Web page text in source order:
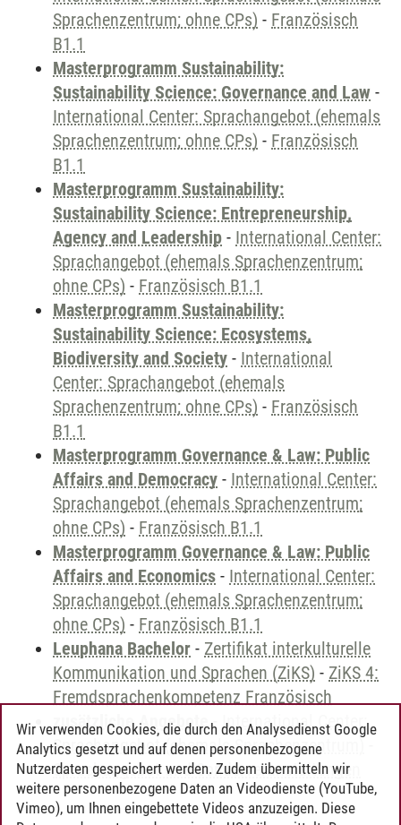
Sprachenzentrum; ohne CPs) - Französisch
B1.1
Masterprogramm Sustainability:
Sustainability Science: Governance and Law -
International Center: Sprachangebot (ehemals
Sprachenzentrum; ohne CPs) - Französisch
B1.1
Masterprogramm Sustainability:
Sustainability Science: Entrepreneurship,
Agency and Leadership - International Center:
Sprachangebot (ehemals Sprachenzentrum;
ohne CPs) - Französisch B1.1
Masterprogramm Sustainability:
Sustainability Science: Ecosystems,
Biodiversity and Society - International
Center: Sprachangebot (ehemals
Sprachenzentrum; ohne CPs) - Französisch
B1.1
Masterprogramm Governance & Law: Public
Affairs and Democracy - International Center:
Sprachangebot (ehemals Sprachenzentrum;
ohne CPs) - Französisch B1.1
Masterprogramm Governance & Law: Public
Affairs and Economics - International Center:
Sprachangebot (ehemals Sprachenzentrum;
ohne CPs) - Französisch B1.1
Leuphana Bachelor - Zertifikat interkulturelle
Kommunikation und Sprachen (ZiKS) - ZiKS 4:
Fremdsprachenkompetenz Französisch
zusätzliche Angebote- International Center:
Sprachangebot (ehemals Sprachenzentrum)
Sprachangebot und Sonderveranstaltungen
Wir verwenden Cookies, die durch den Analysedienst Google
Analytics gesetzt und auf denen personenbezogene
Nutzerdaten gespeichert werden. Zudem übermitteln wir
weitere personenbezogene Daten an Videodienste (YouTube,
Vimeo), um Ihnen eingebettete Videos anzuzeigen. Diese